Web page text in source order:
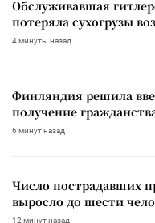
Обслуживавшая
потеряла сухогрузы
4 минуты назад
Финляндия решила
получение
6 минут назад
Число пострадавших
выросло до шести
12 минут назад